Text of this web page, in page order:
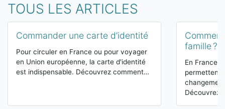
TOUS LES ARTICLES
Commander une carte d’identité
Pour circuler en France ou pour voyager
en Union européenne, la carte d'identité
est indispensable. Découvrez comment…
famille ?
En France,
permettent